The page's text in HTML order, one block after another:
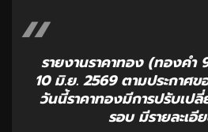
รายงานราคาทอง (ทองคำ
10 มิ.ย. 2569 ตามประกาศ
วันนี้ราคาทองมีการปรับเปลี่
รอบ มีรายละเ